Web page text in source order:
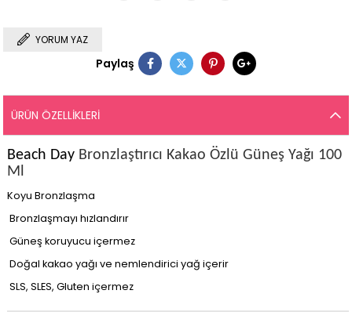
YORUM YAZ
Paylaş
ÜRÜN ÖZELLIKLERI
Beach Day Bronzlaştırıcı Kakao Özlü Güneş Yağı 100
Ml
Koyu Bronzlaşma
Bronzlaşmayı hızlandırır
Güneş koruyucu içermez
Doğal kakao yağı ve nemlendirici yağ içerir
SLS, SLES, Gluten içermez